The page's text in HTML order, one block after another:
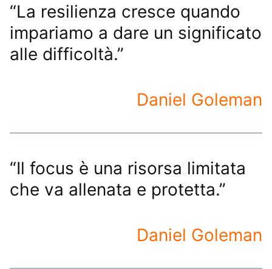
“La resilienza cresce quando
impariamo a dare un significato
alle difficoltà.”
Daniel Goleman
“Il focus è una risorsa limitata
che va allenata e protetta.”
Daniel Goleman